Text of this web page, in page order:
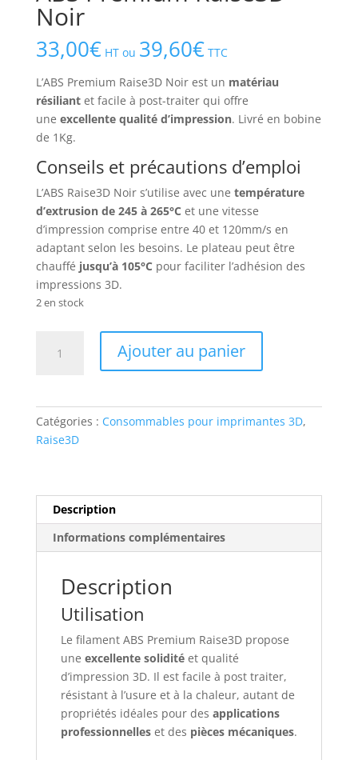
Noir
33,00€ HT ou 39,60€ TTC
L’ABS Premium Raise3D Noir est un matériau
résiliantet facile à post-traiter qui offre
une excellente qualité d’impression. Livré en bobine
de 1Kg.
Conseils et précautions d’emploi
L’ABS Raise3D Noir s’utilise avec une température
d’extrusion de 245 à 265°C et une vitesse
d’impression comprise entre 40 et 120mm/s en
adaptant selon les besoins. Le plateau peut être
chauffé jusqu’à 105°C pour faciliter l’adhésion des
impressions 3D.
2 en stock
Raise3D
Noir
Ajouter au panier
Catégories : Consommables pour imprimantes 3D,
Raise3D
Description
Informations complémentaires
Description
Utilisation
Le filament ABS Premium Raise3D propose
une excellente soliditéet qualité
d’impression 3D. Il est facile à post traiter,
résistant à l’usure et à la chaleur, autant de
propriétés idéales pour des applications
professionnelleset des pièces mécaniques.